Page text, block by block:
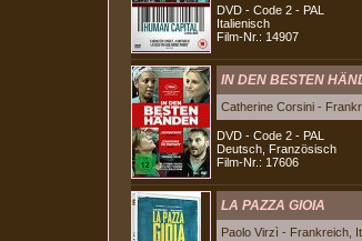
DVD - Code 2 - PAL
Italienisch
Film-Nr.: 14907
IN DEN BESTEN
Catherine Corsini -
DVD - Code 2 - PAL
Deutsch, Französisch
Film-Nr.: 17606
LA PAZZA GIOIA
Paolo Virzì - Frankreich,